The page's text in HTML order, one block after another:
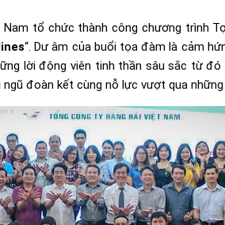
tổ chức thành công chương trình
“. Dư âm của buổi tọa đàm là cảm
lời động viên tinh thần sâu sắc từ
đoàn kết cùng nỗ lực vượt qua